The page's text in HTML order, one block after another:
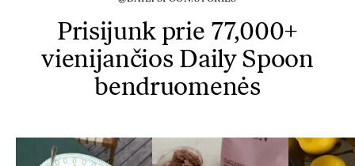
Prisijunk prie 77,000+
vienijančios Daily Spoon
bendruomenės